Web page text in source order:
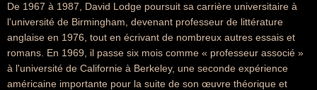
De 1967 à 1987, David Lodge poursuit sa carrière universitaire à
l'université de Birmingham, devenant professeur de littérature
anglaise en 1976, tout en écrivant de nombreux autres essais et
romans. En 1969, il passe six mois comme « professeur associé »
à l'université de Californie à Berkeley, une seconde expérience
américaine importante pour la suite de son œuvre théorique et